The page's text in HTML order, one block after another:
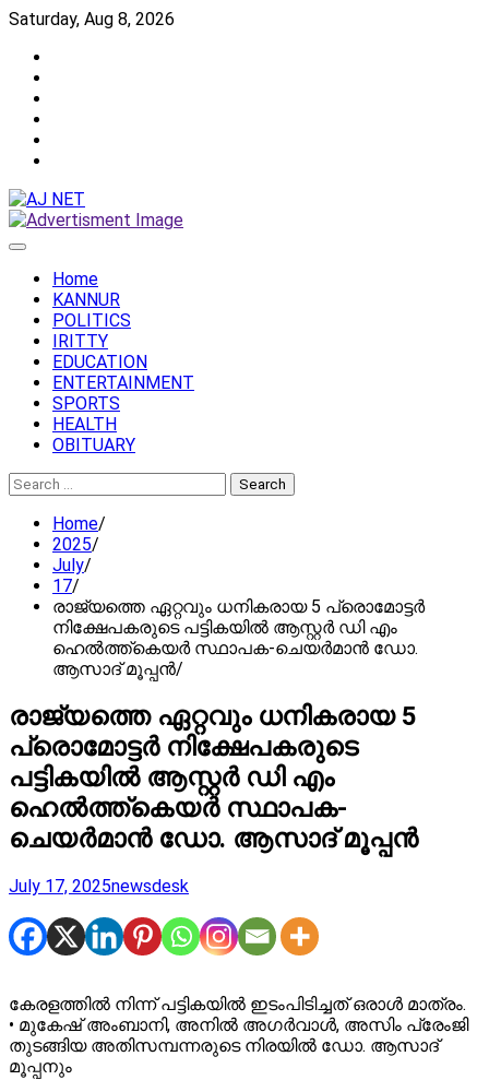
Skip
content
Saturday, Aug 8, 2026
Home
KANNUR
POLITICS
IRITTY
EDUCATION
ENTERTAINMENT
SPORTS
HEALTH
OBITUARY
Search
for:
Home
2025
July
17
രാജ്യത്തെ ഏറ്റവും ധനികരായ 5 പ്രൊമോട്ടർ
നിക്ഷേപകരുടെ പട്ടികയിൽ ആസ്റ്റർ ഡി എം
ഹെൽത്ത്കെയർ സ്ഥാപക-ചെയർമാൻ ഡോ.
ആസാദ് മൂപ്പൻ
രാജ്യത്തെ ഏറ്റവും ധനികരായ 5
പ്രൊമോട്ടർ നിക്ഷേപകരുടെ
പട്ടികയിൽ ആസ്റ്റർ ഡി എം
ഹെൽത്ത്കെയർ സ്ഥാപക-
ചെയർമാൻ ഡോ. ആസാദ് മൂപ്പൻ
July 17, 2025newsdesk
കേരളത്തിൽ നിന്ന് പട്ടികയിൽ ഇടംപിടിച്ചത് ഒരാൾ മാത്രം.
• മുകേഷ് അംബാനി, അനിൽ അഗർവാൾ, അസിം പ്രേംജി
തുടങ്ങിയ അതിസമ്പന്നരുടെ നിരയിൽ ഡോ. ആസാദ്
മൂപ്പനും